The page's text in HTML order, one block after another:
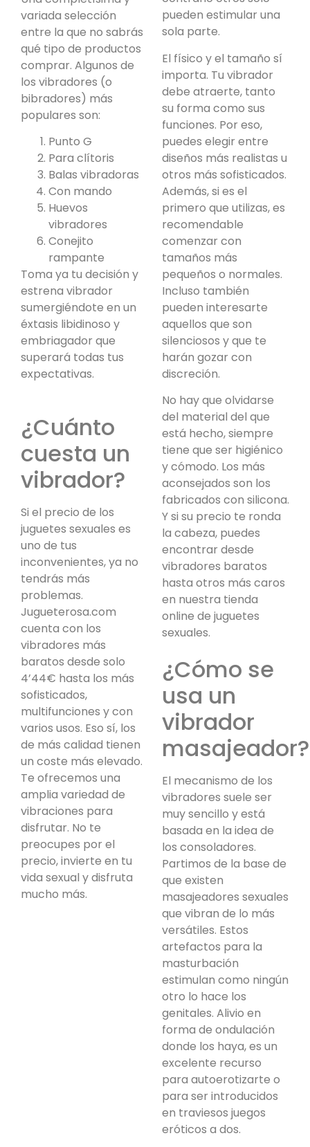
variada selección
entre la que no sabrás
qué tipo de productos
comprar. Algunos de
los vibradores (o
bibradores) más
populares son:
Punto G
Para clítoris
Balas vibradoras
Con mando
Huevos
vibradores
Conejito
rampante
Toma ya tu decisión y
estrena vibrador
sumergiéndote en un
éxtasis libidinoso y
embriagador que
superará todas tus
expectativas.
¿Cuánto
cuesta un
vibrador?
Si el precio de los
juguetes sexuales es
uno de tus
inconvenientes, ya no
tendrás más
problemas.
Jugueterosa.com
cuenta con los
vibradores más
baratos desde solo
4’44€ hasta los más
sofisticados,
multifunciones y con
varios usos. Eso sí, los
de más calidad tienen
un coste más elevado.
Te ofrecemos una
amplia variedad de
vibraciones para
disfrutar. No te
preocupes por el
precio, invierte en tu
vida sexual y disfruta
mucho más.
pueden estimular una
sola parte.
El físico y el tamaño sí
importa. Tu vibrador
debe atraerte, tanto
su forma como sus
funciones. Por eso,
puedes elegir entre
diseños más realistas u
otros más sofisticados.
Además, si es el
primero que utilizas, es
recomendable
comenzar con
tamaños más
pequeños o normales.
Incluso también
pueden interesarte
aquellos que son
silenciosos y que te
harán gozar con
discreción.
No hay que olvidarse
del material del que
está hecho, siempre
tiene que ser higiénico
y cómodo. Los más
aconsejados son los
fabricados con silicona.
Y si su precio te ronda
la cabeza, puedes
encontrar desde
vibradores baratos
hasta otros más caros
en nuestra tienda
online de juguetes
sexuales.
¿Cómo se
usa un
vibrador
masajeador?
El mecanismo de los
vibradores suele ser
muy sencillo y está
basada en la idea de
los consoladores.
Partimos de la base de
que existen
masajeadores sexuales
que vibran de lo más
versátiles. Estos
artefactos para la
masturbación
estimulan como ningún
otro lo hace los
genitales. Alivio en
forma de ondulación
donde los haya, es un
excelente recurso
para autoerotizarte o
para ser introducidos
en traviesos juegos
eróticos a dos.